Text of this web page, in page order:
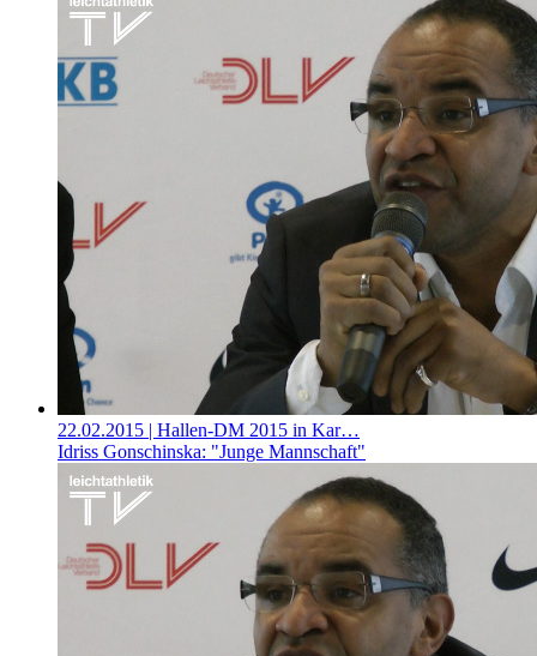
22.02.2015 | Hallen-DM 2015 in Kar…
Idriss Gonschinska: "Junge Mannschaft"